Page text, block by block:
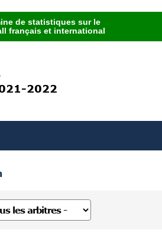
et international
de statistiques sur le
français et international
2022